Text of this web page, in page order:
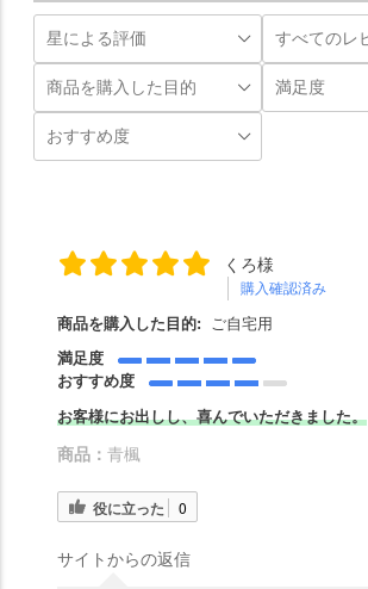
くろ様
購入確認済み
商品を購入した目的:
ご自宅用
満足度
おすすめ度
お客様にお出しし、喜んでいただきました。
商品： 青楓
役に立った 0
サイトからの返信